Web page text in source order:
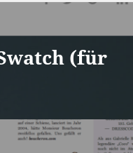
(für